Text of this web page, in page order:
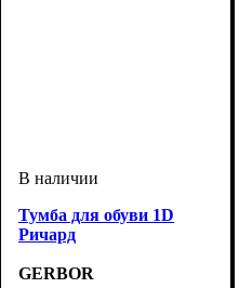
Тумба для обуви 1D
Ричард
GERBOR